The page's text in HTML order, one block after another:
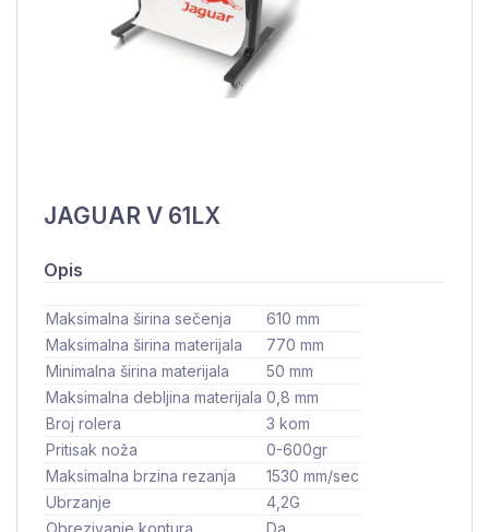
JAGUAR V 61LX
Opis
Maksimalna širina sečenja
610 mm
Maksimalna širina materijala
770 mm
Minimalna širina materijala
50 mm
Maksimalna debljina materijala 0,8 mm
Broj rolera
3 kom
Pritisak noža
0-600gr
Maksimalna brzina rezanja
1530 mm/sec
Ubrzanje
4,2G
Obrezivanje kontura
Da